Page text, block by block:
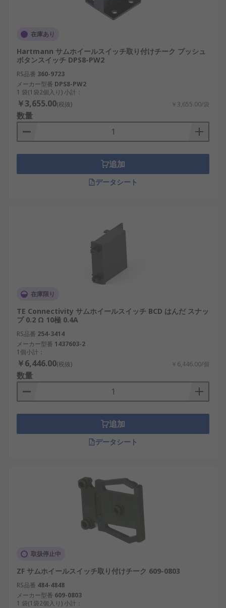
在庫あり
Hartmann サムホイールスイッチ取り付けチーク プッシュ
ボタンスイッチ DPS8-PW2
RS品番 360-9723
メーカー型番 DPS8-PW2
1 袋(1袋2個入り) 小計：
￥3,655.00(税抜) ￥3,655.00/袋
数量
追加
データシート
在庫限り
TE Connectivity サムホイールスイッチ BCD はんだ スナッ
プ 0.2 Ω 10極 0.4A
RS品番 254-3414
メーカー型番 1437603-2
1個小計：
￥6,446.00(税抜) ￥6,446.00/個
数量
追加
データシート
取扱停止中
ZF サムホイールスイッチ取り付けチーク 609-0803
RS品番 484-4848
メーカー型番 609-0803
1 袋(1袋2個入り) 小計：